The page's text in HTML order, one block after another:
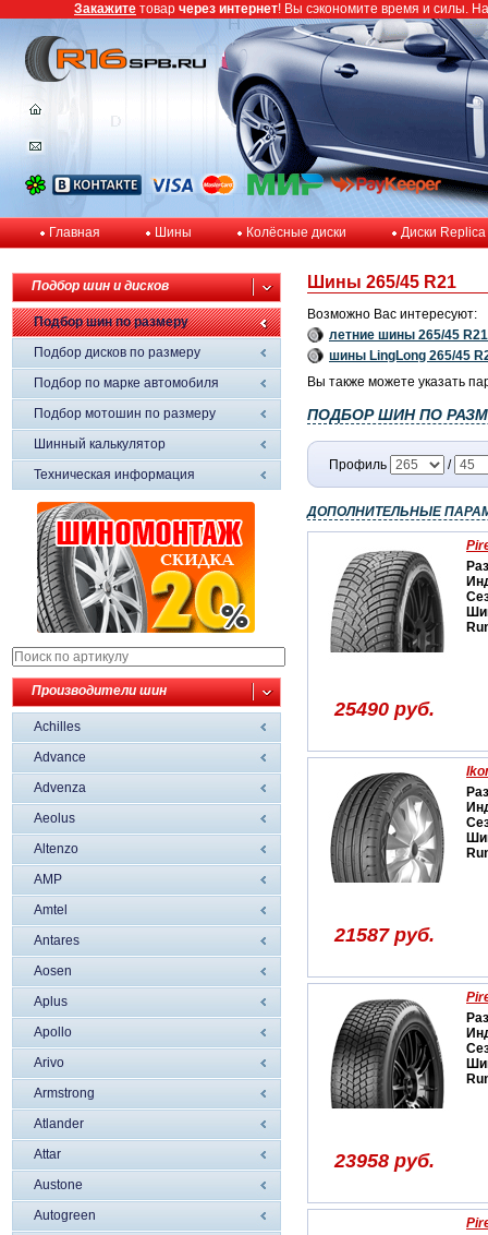
Главная Шины Колёсные диски Диски Replica
Подбор шин и дисков
Подбор шин по размеру
Подбор дисков по размеру
Подбор по марке автомобиля
Подбор мотошин по размеру
Шинный калькулятор
Техническая информация
Производители шин
Achilles
Advance
Advenza
Aeolus
Altenzo
AMP
Amtel
Antares
Aosen
Aplus
Apollo
Arivo
Armstrong
Atlander
Attar
Austone
Autogreen
Шины 265/45 R21
Возможно Вас интересуют:
летние шины 265/45 R21
шины LingLong 265/45
Вы также можете указать
ПОДБОР ШИН ПО
Профиль /
ДОПОЛНИТЕЛЬНЫЕ
25490 руб.
21587 руб.
23958 руб.
Закажите товар через интернет! Вы сэкономите время и силы.